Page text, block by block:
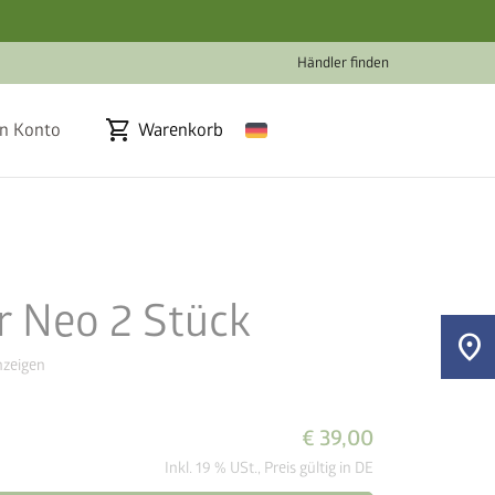
Händler finden
Konto shopping_cart Warenkorb
Neo 2 Stück
€ 39,00
Inkl. 19 % USt., Preis gültig in DE
location_on